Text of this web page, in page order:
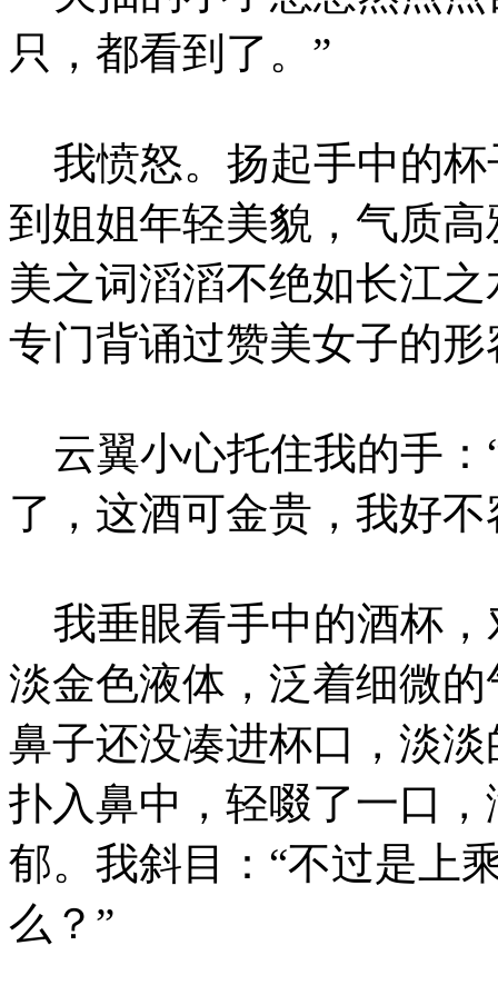
只，都看到了。”
我愤怒。扬起手中的杯
到姐姐年轻美貌，气质
美之词滔滔不绝如长江
专门背诵过赞美女子的形
云翼小心托住我的手：
了，这酒可金贵，我好
我垂眼看手中的酒杯，
淡金色液体，泛着细微
鼻子还没凑进杯口，淡
扑入鼻中，轻啜了一口
郁。我斜目：“不过是上
么？”